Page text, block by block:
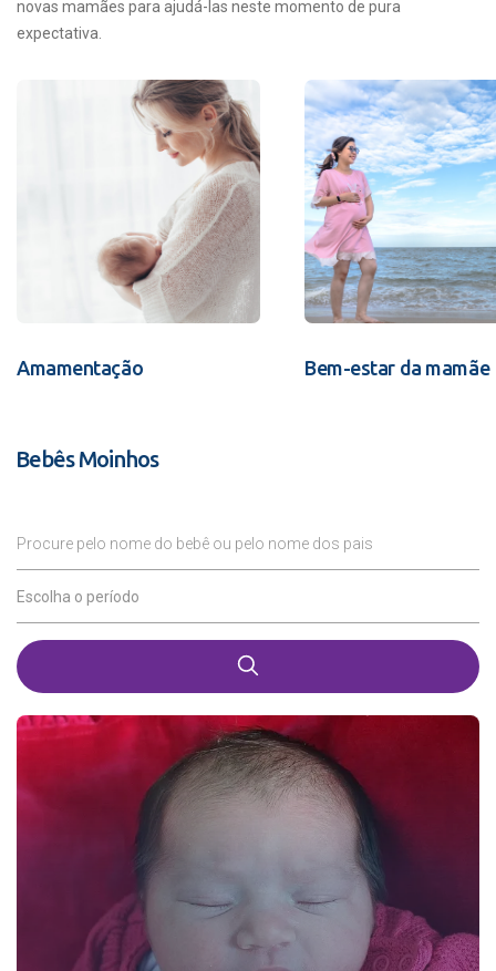
novas mamães para ajudá-las neste momento de pura
expectativa.
Amamentação Bem-estar da mamãe
Bebês Moinhos
Procure pelo nome do bebê ou pelo nome dos pais
Escolha o período